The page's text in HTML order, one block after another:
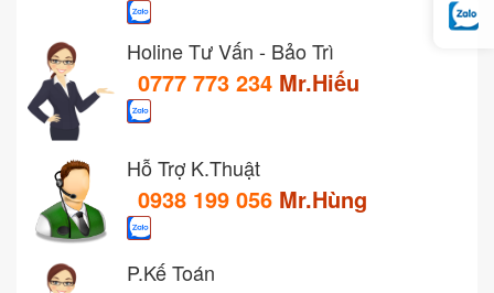
Holine Tư Vấn - Bảo Trì
0777 773 234 Mr.Hiếu
Hỗ Trợ K.Thuật
0938 199 056 Mr.Hùng
P.Kế Toán